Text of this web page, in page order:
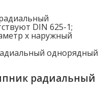
DIN 625-1;
x наружный
однорядный
радиальный